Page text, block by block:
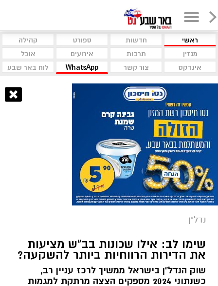
ראשי חדשות ספורט
קהילה
מגזין
תרבות אירועים
אוכל
אינדקס
צור קשר WhatsApp לוח באר שבע
נדל"ן
שימו לב: אילו שכונות בב"ש מציעות
את הדירות הרווחיות ביותר להשקעה?
שוק הנדל"ן בישראל ממשיך לרכז עניין רב,
כשנתוני 2024 מספקים הצצה מרתקת למגמות